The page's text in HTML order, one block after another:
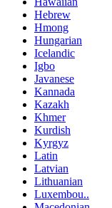
Hebrew
Hmong
Hungarian
Icelandic
Igbo
Javanese
Kannada
Kazakh
Khmer
Kurdish
Kyrgyz
Latin
Latvian
Lithuanian
Luxembou..